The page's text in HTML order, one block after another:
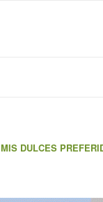
MIS DULCES